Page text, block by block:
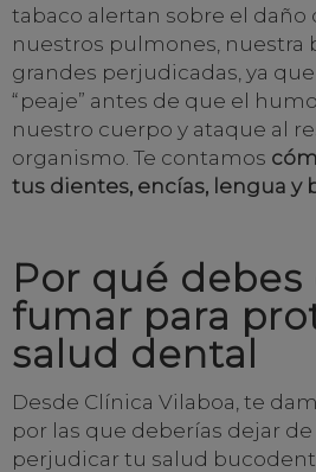
tabaco alertan sobre el daño
nuestros pulmones, nuestra
grandes perjudicadas, ya
“peaje” antes de que el
nuestro cuerpo y ataque al
organismo. Te contamos
tus dientes, encías, lengua y
Por qué
fumar para
salud dental
Desde Clínica Vilaboa, te
por las que deberías dejar
perjudicar tu salud